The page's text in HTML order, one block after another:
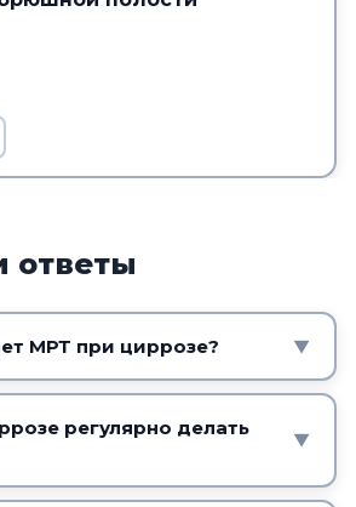
ответы
МРТ при циррозе? ▼
степень фиброза и
перестройки, размеры и
признаки портальной
очаговые образования,
регулярно делать
▼
повышен риск опухоли